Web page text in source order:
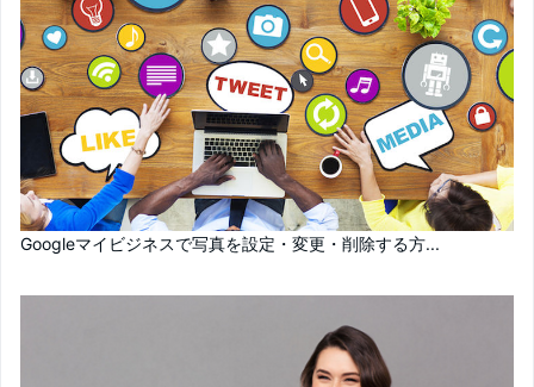
Googleマイビジネスで写真を設定・変更・削除する方...